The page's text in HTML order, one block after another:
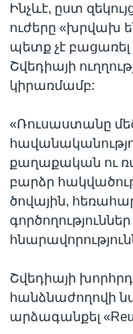
Ինչևէ, ըստ
ուժերը «խրվախ
պետք չէ
Շվեդիայի
կիրառմամբ:
«Ռուսաստանը
քաղաքական ու
բարձր
ծովային,
Շվեդիայի
հանձնաժողովի
արձագանքել